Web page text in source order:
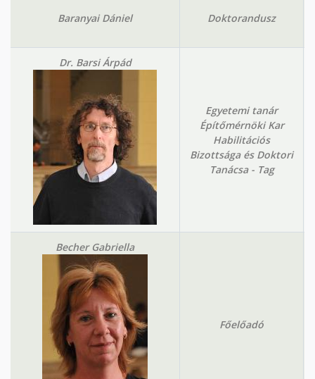
Baranyai Dániel Doktorandusz
Dr. Barsi Árpád
Egyetemi tanár
Építőmérnöki Kar
Habilitációs
Bizottsága és Doktori
Tanácsa - Tag
Becher Gabriella
Főelőadó